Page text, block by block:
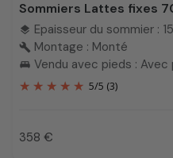
Sommiers Lattes fixes
layers Epaisseur du sommier :
build Montage : Monté
king_bed Vendu avec pieds : Avec
5/5 (3)
Prix
358 €